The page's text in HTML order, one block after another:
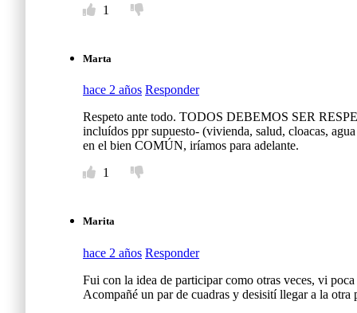
1
Marta
hace 2 años Responder
Respeto ante todo. TODOS DEBEMOS SER
incluídos ppr supuesto- (vivienda, salud, cloacas,
en el bien COMÚN, iríamos para adelante.
1
Marita
hace 2 años Responder
Fui con la idea de participar como otras veces, vi
Acompañé un par de cuadras y desisití llegar a la